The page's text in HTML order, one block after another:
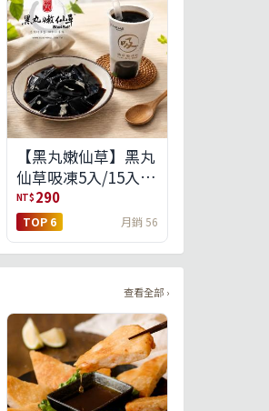
【黑丸嫩仙草】黑丸
仙草吸凍5入/15入
(免運)(預購中8/14出
貨)
NT$ 290
TOP 6 月銷 56
查看全部 ›